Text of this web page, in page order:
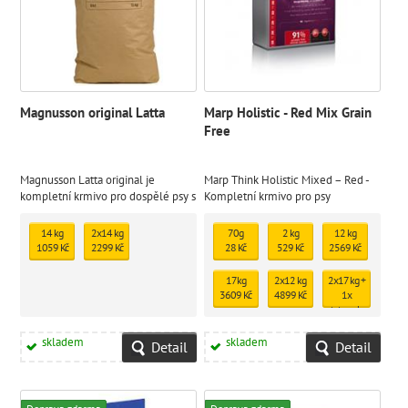
Magnusson original Latta
Magnusson Latta original je
kompletní krmivo pro dospělé psy s
tendenci k nadváze.
14 kg
1059 Kč
2x14 kg
2299 Kč
skladem Detail
Marp Holistic - Red Mix Grain
Free
Marp Think Holistic Mixed – Red -
Kompletní krmivo pro psy
70g
28 Kč
2 kg
529 Kč
12 kg
2569 Kč
17kg
3609 Kč
2x12 kg
4899 Kč
2x17 kg +
1x
tetrapak
6699 Kč
skladem Detail